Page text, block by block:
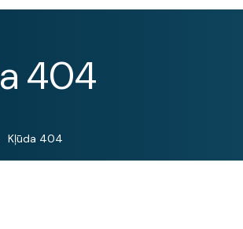
404
Kļūda 404